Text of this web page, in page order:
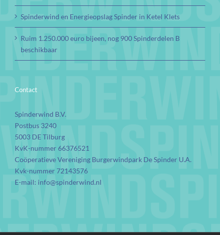
Spinderwind en Energieopslag Spinder in Ketel Klets
Ruim 1.250.000 euro bijeen, nog 900 Spinderdelen B
beschikbaar
Contact
Spinderwind B.V.
Postbus 3240
5003 DE Tilburg
KvK-nummer 66376521
Coöperatieve Vereniging Burgerwindpark De Spinder U.A.
Kvk-nummer 72143576
E-mail: info@spinderwind.nl